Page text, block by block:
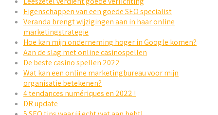
Eigenschappen van een goede SEO specialist
Veranda brengt wijzigingen aan in haar online
marketingstrategie
Hoe kan mijn onderneming hoger in Google komen?
Aan de slag met online casinospellen
De beste casino spellen 2022
Wat kan een online marketingbureau voor mijn
organisatie betekenen?
4 tendances numériques en 2022 !
DR update